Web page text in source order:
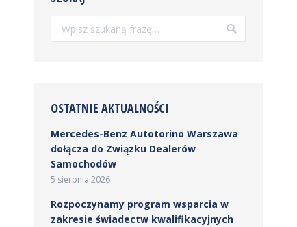
OSTATNIE AKTUALNOŚCI
Mercedes-Benz Autotorino Warszawa
dołącza do Związku Dealerów
Samochodów
5 sierpnia 2026
Rozpoczynamy program wsparcia w
zakresie świadectw kwalifikacyjnych